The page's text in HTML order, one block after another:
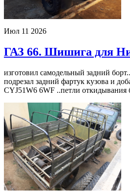
Июл 11 2026
ГАЗ 66. Шишига для
изготовил самодельный задний
подрезал задний фартук кузова и
CYJ51W6 6WF ..петли